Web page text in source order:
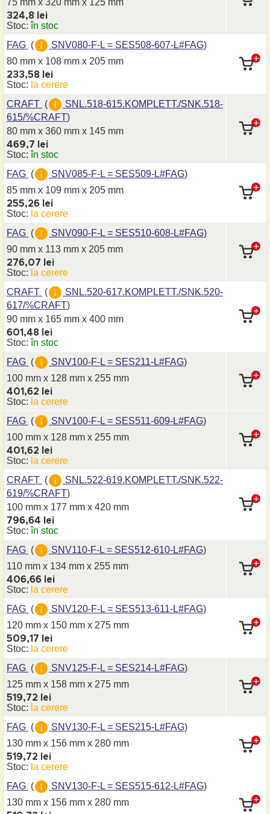
75 mm x 320 mm x 125 mm
324,8 lei
Stoc:în stoc
FAG ( SNV080-F-L = SES508-607-L#FAG)
80 mm x 108 mm x 205 mm
233,58 lei
Stoc: la cerere
CRAFT (
SNL.518-615.KOMPLETT./SNK.518-
615/%CRAFT)
80 mm x 360 mm x 145 mm
469,7 lei
Stoc:în stoc
FAG ( SNV085-F-L = SES509-L#FAG)
85 mm x 109 mm x 205 mm
255,26 lei
Stoc: la cerere
FAG ( SNV090-F-L = SES510-608-L#FAG)
90 mm x 113 mm x 205 mm
276,07 lei
Stoc: la cerere
CRAFT (
SNL.520-617.KOMPLETT./SNK.520-
617/%CRAFT)
90 mm x 165 mm x 400 mm
601,48 lei
Stoc:în stoc
FAG ( SNV100-F-L = SES211-L#FAG)
100 mm x 128 mm x 255 mm
401,62 lei
Stoc: la cerere
FAG ( SNV100-F-L = SES511-609-L#FAG)
100 mm x 128 mm x 255 mm
401,62 lei
Stoc: la cerere
CRAFT (
SNL.522-619.KOMPLETT./SNK.522-
619/%CRAFT)
100 mm x 177 mm x 420 mm
796,64 lei
Stoc:în stoc
FAG ( SNV110-F-L = SES512-610-L#FAG)
110 mm x 134 mm x 255 mm
406,66 lei
Stoc: la cerere
FAG ( SNV120-F-L = SES513-611-L#FAG)
120 mm x 150 mm x 275 mm
509,17 lei
Stoc: la cerere
FAG ( SNV125-F-L = SES214-L#FAG)
125 mm x 158 mm x 275 mm
519,72 lei
Stoc: la cerere
FAG ( SNV130-F-L = SES215-L#FAG)
130 mm x 156 mm x 280 mm
519,72 lei
Stoc: la cerere
FAG ( SNV130-F-L = SES515-612-L#FAG)
130 mm x 156 mm x 280 mm